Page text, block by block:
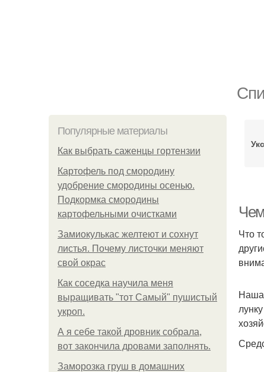
Популярные материалы
Как выбрать саженцы гортензии
Картофель под смородину
удобрение смородины осенью.
Подкормка смородины
картофельными очистками
Замиокулькас желтеют и сохнут
листья. Почему листочки меняют
свой окрас
Как соседка научила меня
выращивать "тот Самый" пушистый
укроп.
А я себе такой дровник собрала,
вот закончила дровами заполнять.
Заморозка груш в домашних
Что